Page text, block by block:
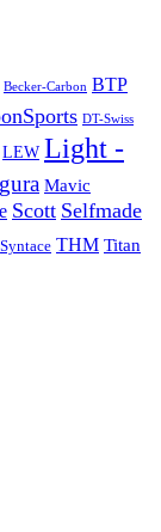
Becker-Carbon BTP
DT-Swiss
LEW Light -
Mavic
Scott Selfmade
Syntace THM Titan